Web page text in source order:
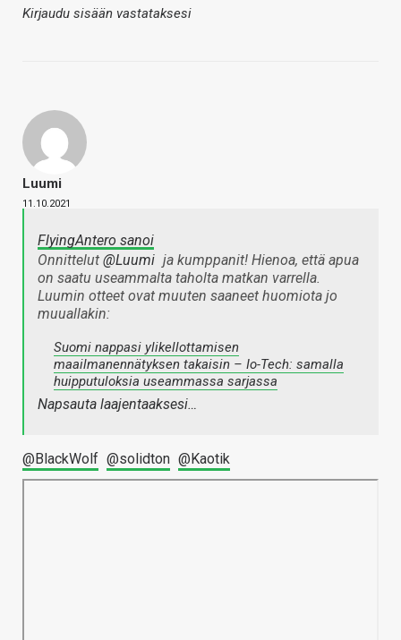
Kirjaudu sisään vastataksesi
Luumi
11.10.2021
FlyingAntero sanoi
Onnittelut @Luumi ja kumppanit! Hienoa, että apua
on saatu useammalta taholta matkan varrella.
Luumin otteet ovat muuten saaneet huomiota jo
muuallakin:
Suomi nappasi ylikellottamisen
maailmanennätyksen takaisin – Io-Tech: samalla
huipputuloksia useammassa sarjassa
Napsauta laajentaaksesi…
@BlackWolf @solidton @Kaotik